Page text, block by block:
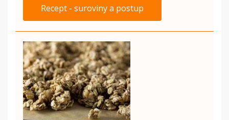
Recept - suroviny a postup